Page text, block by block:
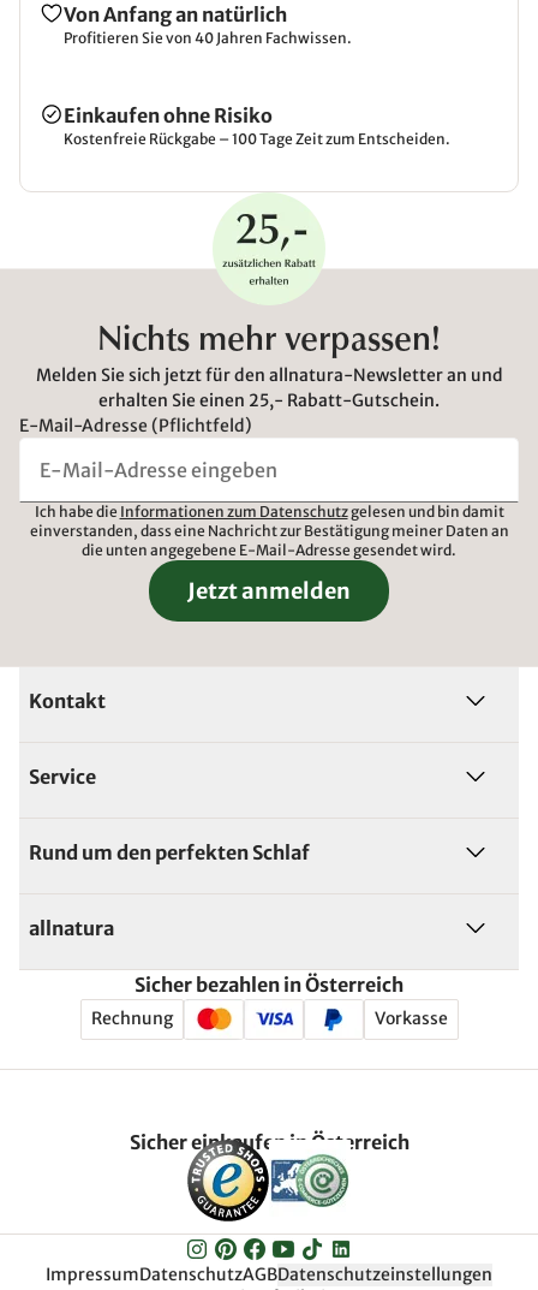
Von Anfang an natürlich
Profitieren Sie von 40 Jahren Fachwissen.
Einkaufen ohne Risiko
Kostenfreie Rückgabe – 100 Tage Zeit zum Entscheiden.
Nichts mehr verpassen!
Melden Sie sich jetzt für den allnatura-Newsletter an und
erhalten Sie einen 25,- Rabatt-Gutschein.
E-Mail-Adresse (Pflichtfeld)
Ich habe die Informationen zum Datenschutzgelesen und bin damit
einverstanden, dass eine Nachricht zur Bestätigung meiner Daten an
die unten angegebene E-Mail-Adresse gesendet wird.
Jetzt anmelden
Kontakt
Service
Rund um den perfekten Schlaf
allnatura
Sicher bezahlen in Österreich
Rechnung Vorkasse
Sicher einkaufen in Österreich
ImpressumDatenschutzAGBDatenschutzeinstellungen